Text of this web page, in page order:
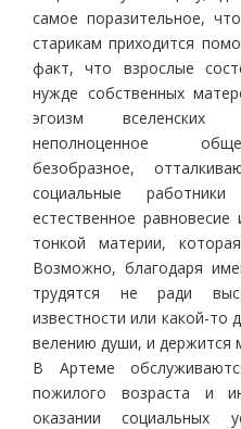
самое поразительное,
старикам приходится
факт, что взрослые
нужде собственных
эгоизм вселенских
неполноценное
безобразное,
социальные
естественное
тонкой материи,
Возможно, благодаря
трудятся не ради
известности или какой-то
велению души, и держится
В Артеме
пожилого возраста и
оказании социальных